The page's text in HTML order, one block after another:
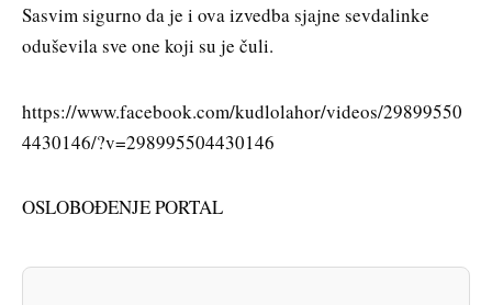
Sasvim sigurno da je i ova izvedba sjajne sevdalinke
oduševila sve one koji su je čuli.
https://www.facebook.com/kudlolahor/videos/29899550
4430146/?v=298995504430146
OSLOBOĐENJE PORTAL